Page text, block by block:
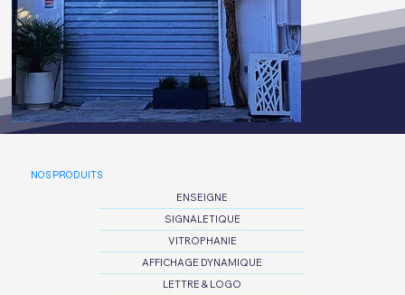
NOS PRODUITS
ENSEIGNE
SIGNALETIQUE
VITROPHANIE
AFFICHAGE DYNAMIQUE
LETTRE & LOGO